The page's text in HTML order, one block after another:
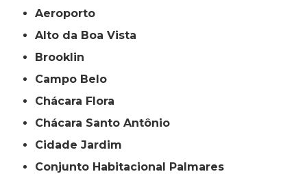
Aeroporto
Alto da Boa Vista
Brooklin
Campo Belo
Chácara Flora
Chácara Santo Antônio
Cidade Jardim
Conjunto Habitacional Palmares